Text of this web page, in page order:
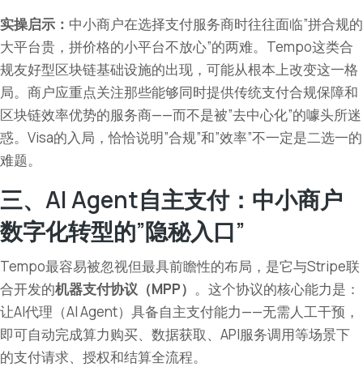
实操启示： 中小商户在选择支付服务商时往往面临”拼合规的
大平台贵，拼价格的小平台不放心”的两难。Tempo这类合
规友好型区块链基础设施的出现，可能从根本上改变这一格
局。商户应重点关注那些能够同时提供传统支付合规保障和
区块链效率优势的服务商——而不是被”去中心化”的噱头所迷
惑。Visa的入局，恰恰说明”合规”和”效率”不一定是二选一的
难题。
三、AI Agent自主支付：中小商户
数字化转型的”隐秘入口”
Tempo最容易被忽视但最具前瞻性的布局，是它与Stripe联
合开发的机器支付协议（MPP） 。这个协议的核心能力是：
让AI代理（AI Agent）具备自主支付能力——无需人工干预，
即可自动完成算力购买、数据获取、API服务调用等场景下
的支付请求、授权和结算全流程。